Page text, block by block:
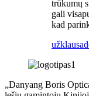
trūkumų
gali
kad
užklausa
„Danyang Boris